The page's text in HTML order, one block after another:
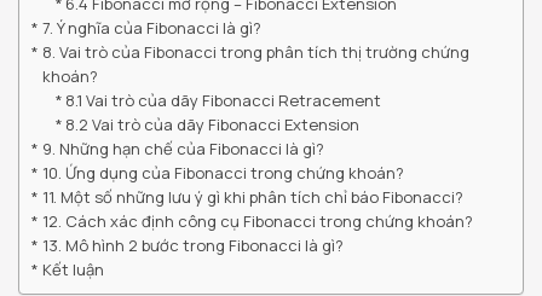
7. Ý nghĩa của Fibonacci là gì?
8. Vai trò của Fibonacci trong phân tích thị trường chứng
khoán?
8.1 Vai trò của dãy Fibonacci Retracement
8.2 Vai trò của dãy Fibonacci Extension
9. Những hạn chế của Fibonacci là gì?
10. Ứng dụng của Fibonacci trong chứng khoán?
11. Một số những lưu ý gì khi phân tích chỉ báo Fibonacci?
12. Cách xác định công cụ Fibonacci trong chứng khoán?
13. Mô hình 2 bước trong Fibonacci là gì?
Kết luận